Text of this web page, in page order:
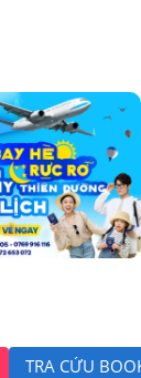
TRA CỨU